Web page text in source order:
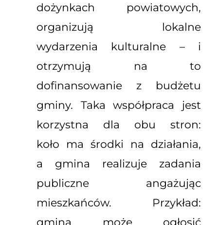
dożynkach powiatowych,
organizują lokalne
wydarzenia kulturalne – i
otrzymują na to
dofinansowanie z budżetu
gminy. Taka współpraca jest
korzystna dla obu stron:
koło ma środki na działania,
a gmina realizuje zadania
publiczne angażując
mieszkańców. Przykład:
gmina może ogłosić